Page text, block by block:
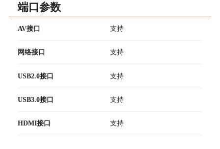
端口参数
AV接口 支持
网络接口 支持
USB2.0接口 支持
USB3.0接口 支持
HDMI接口 支持